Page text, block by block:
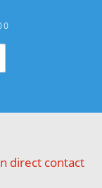
direct contact